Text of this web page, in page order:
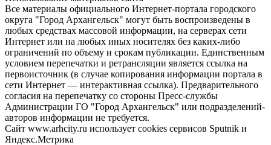
Все материалы официального Интернет-портала городского
округа "Город Архангельск" могут быть воспроизведены в
любых средствах массовой информации, на серверах сети
Интернет или на любых иных носителях без каких-либо
ограничений по объему и срокам публикации. Единственным
условием перепечатки и ретрансляции является ссылка на
первоисточник (в случае копирования информации портала в
сети Интернет — интерактивная ссылка). Предварительного
согласия на перепечатку со стороны Пресс-службы
Администрации ГО "Город Архангельск" или подразделений-
авторов информации не требуется.
Сайт www.arhcity.ru использует cookies сервисов Sputnik и
Яндекс.Метрика